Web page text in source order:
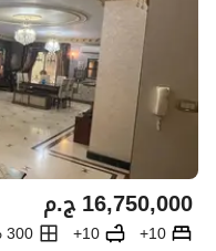
ج.م16,750,000
10+
10+
300 متر مربع